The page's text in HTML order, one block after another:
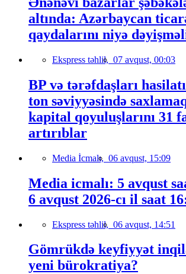
altında: Azərbaycan
qaydalarını niyə
Ekspress təhlil, 07 avqust, 00:03
BP və tərəfdaşları
ton səviyyəsində
kapital qoyuluşlarını 31
artırıblar
Media İcmalı, 06 avqust, 15:09
Media icmalı: 5 avqust
6 avqust 2026-cı il saat
Ekspress təhlil, 06 avqust, 14:51
Gömrükdə keyfiyyət
yeni bürokratiya?